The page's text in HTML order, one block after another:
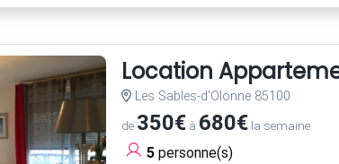
Location
Les Sables-d'Olonne 85100
de 350€à 680€la semaine
5personne(s)